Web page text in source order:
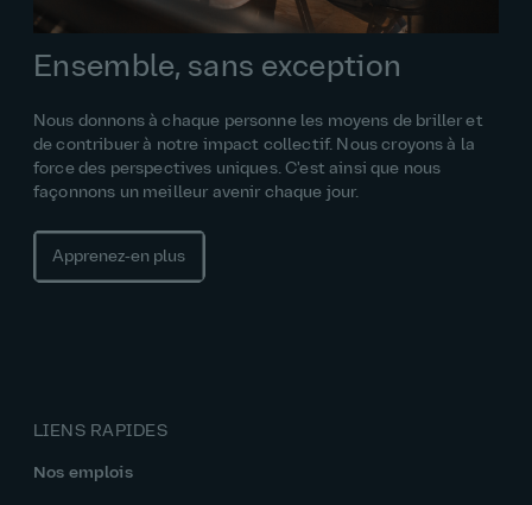
Ensemble, sans exception
Nous donnons à chaque personne les moyens de briller et
de contribuer à notre impact collectif. Nous croyons à la
force des perspectives uniques. C'est ainsi que nous
façonnons un meilleur avenir chaque jour.
Apprenez‑en plus
LIENS RAPIDES
Nos emplois